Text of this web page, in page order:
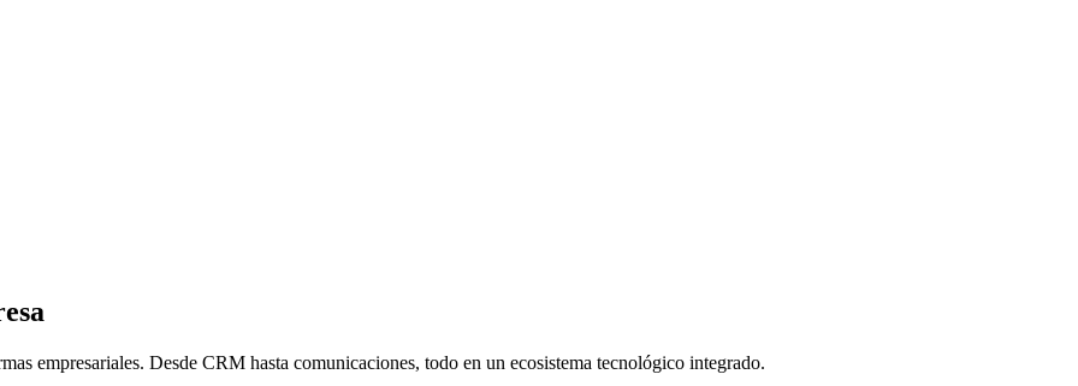
empresariales. Desde CRM hasta comunicaciones, todo en un ecosistema tecnológico integrado.